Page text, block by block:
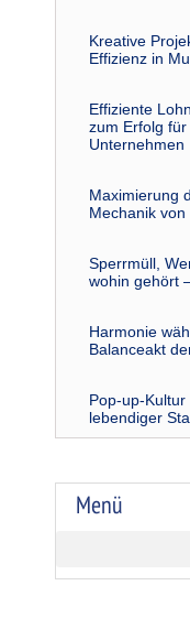
Kreative
Effizienz in
Effiziente
zum Erfolg
Unternehmen
Maximierung
Mechanik
Sperrmüll,
wohin gehört
Harmonie
Balanceakt
Pop-up-
lebendiger
Menü